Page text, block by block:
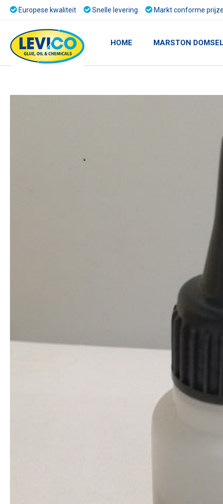
Europese kwaliteit Snelle levering Markt conforme
HOME MARSTON